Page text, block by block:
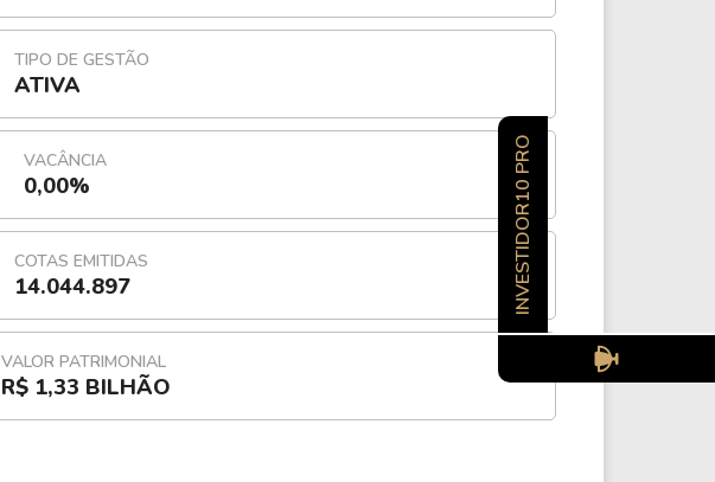
TIPO DE GESTÃO
ATIVA
VACÂNCIA
0,00%
COTAS EMITIDAS
14.044.897
VALOR PATRIMONIAL
R$ 1,33 BILHÃO
INVESTIDOR10 PRO